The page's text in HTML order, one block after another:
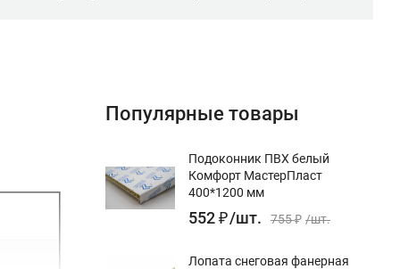
Популярные товары
Подоконник ПВХ белый
Комфорт МастерПласт
400*1200 мм
552₽/шт. 755₽ /шт.
Лопата снеговая фанерная